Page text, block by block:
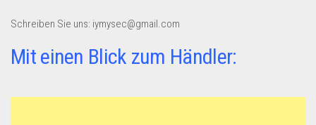
Schreiben Sie uns: iymysec@gmail.com
Mit einen Blick zum Händler: